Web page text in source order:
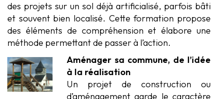
des projets sur un sol déjà artificialisé, parfois bâti
et souvent bien localisé. Cette formation propose
des éléments de compréhension et élabore une
méthode permettant de passer à l’action.
Aménager sa commune, de l’idée
à la réalisation
Un projet de construction ou
d’aménagement garde le caractère